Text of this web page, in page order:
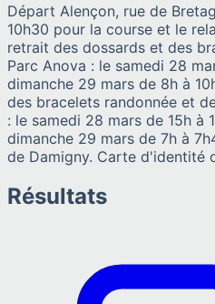
Départ Alençon, rue de
10h30 pour la course et le
retrait des dossards et des
Parc Anova : le samedi 28
dimanche 29 mars de 8h à
des bracelets randonnée et
: le samedi 28 mars de 15h à
dimanche 29 mars de 7h à
de Damigny. Carte d'identité
Résultats